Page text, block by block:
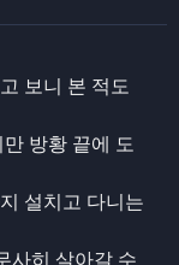
보니 본 적도
방황 끝에 도
설치고 다니는
사히 살아갈 수